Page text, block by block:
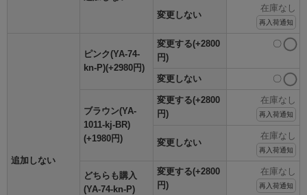
変更しない
在庫なし
再入荷通知
追加しない
ピンク(YA-74-
kn-P)(+2980円)
変更する(+2800
円)
〇
変更しない 〇
ブラウン(YA-
1011-kj-BR)
(+1980円)
変更する(+2800
円)
在庫なし
再入荷通知
変更しない
在庫なし
再入荷通知
どちらも購入
(YA-74-kn-P)
変更する(+2800
円)
在庫なし
再入荷通知